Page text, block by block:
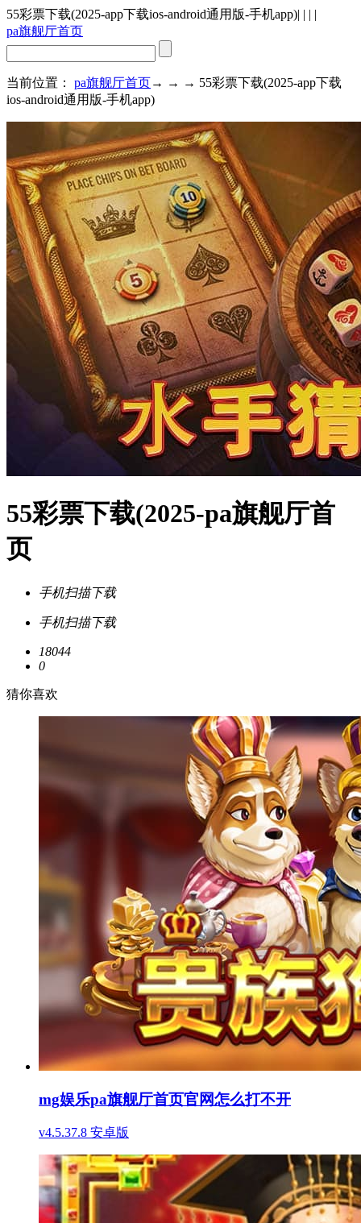
55彩票下载(2025-app下载ios-android通用版-手机app)| | | |
pa旗舰厅首页
当前位置： pa旗舰厅首页→ → → 55彩票下载(2025-app下载
ios-android通用版-手机app)
55彩票下载(2025-pa旗舰厅首
页
手机扫描下载
手机扫描下载
18044
0
猜你喜欢
mg娱乐pa旗舰厅首页官网怎么打不开
v4.5.37.8 安卓版